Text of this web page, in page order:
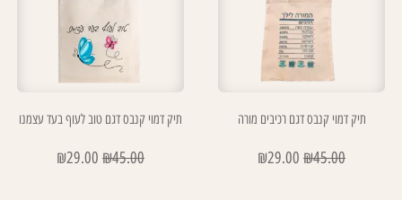
תיק דמוי קנבס דגם רכיבים מורה
₪45.00
₪29.00
תיק דמוי קנבס דגם טוב לעוף בעד עצמנו
₪45.00
₪29.00